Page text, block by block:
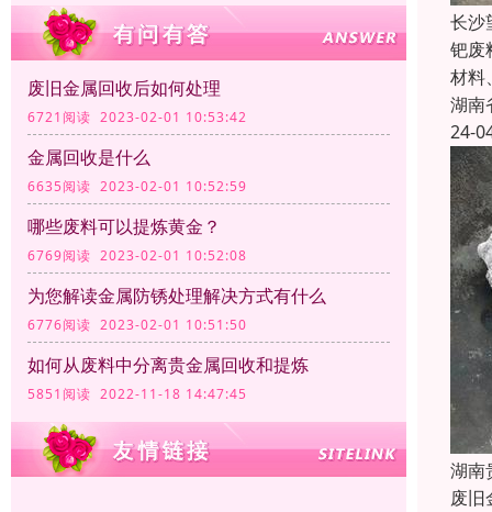
废旧金属回收后如何处理
6721阅读 2023-02-01 10:53:42
金属回收是什么
6635阅读 2023-02-01 10:52:59
哪些废料可以提炼黄金？
6769阅读 2023-02-01 10:52:08
为您解读金属防锈处理解决方式有什么
6776阅读 2023-02-01 10:51:50
如何从废料中分离贵金属回收和提炼
5851阅读 2022-11-18 14:47:45
长沙
钯废
材料
湖南
24-
湖南
废旧